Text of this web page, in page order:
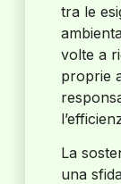
tra le
volte a
proprie
La
una